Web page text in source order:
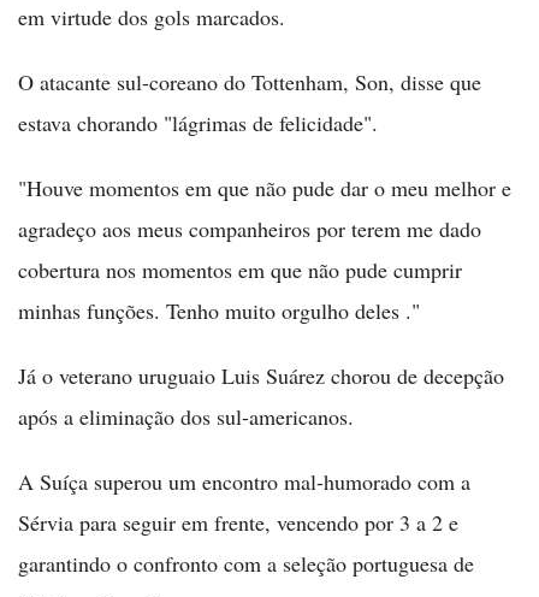
em virtude dos gols marcados.
O atacante sul-coreano do Tottenham, Son, disse que
estava chorando "lágrimas de felicidade".
"Houve momentos em que não pude dar o meu melhor e
agradeço aos meus companheiros por terem me dado
cobertura nos momentos em que não pude cumprir
minhas funções. Tenho muito orgulho deles ."
Já o veterano uruguaio Luis Suárez chorou de decepção
após a eliminação dos sul-americanos.
A Suíça superou um encontro mal-humorado com a
Sérvia para seguir em frente, vencendo por 3 a 2 e
garantindo o confronto com a seleção portuguesa de